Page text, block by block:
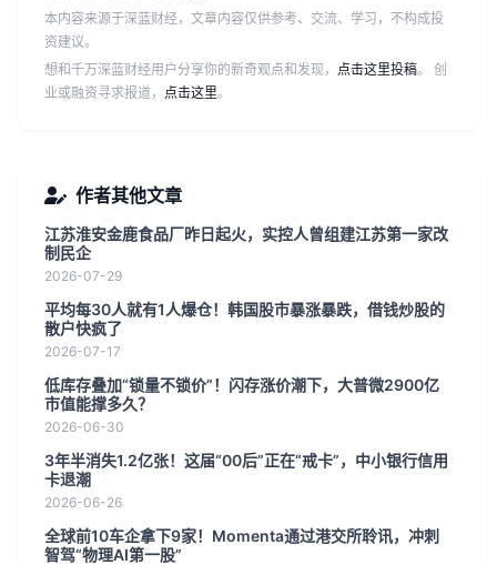
本内容来源于深蓝财经，文章内容仅供参考、交流、学习，不构成投
资建议。
想和千万深蓝财经用户分享你的新奇观点和发现， 点击这里投稿。 创
业或融资寻求报道， 点击这里。
作者其他文章
江苏淮安金鹿食品厂昨日起火，实控人曾组建江苏第一家改
制民企
2026-07-29
平均每30人就有1人爆仓！韩国股市暴涨暴跌，借钱炒股的
散户快疯了
2026-07-17
低库存叠加“锁量不锁价”！闪存涨价潮下，大普微2900亿
市值能撑多久？
2026-06-30
3年半消失1.2亿张！这届“00后”正在“戒卡”，中小银行信用
卡退潮
2026-06-26
全球前10车企拿下9家！Momenta通过港交所聆讯，冲刺
智驾“物理AI第一股”